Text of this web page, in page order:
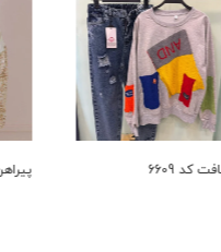
6609 پیراهن کد6386